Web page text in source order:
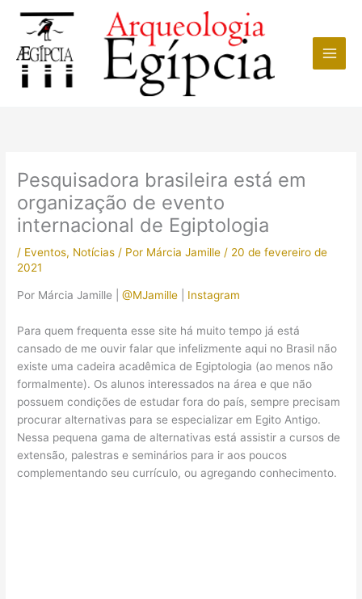
conteúdo
Pesquisadora brasileira está em
organização de evento
internacional de Egiptologia
/ Eventos, Notícias / Por Márcia Jamille / 20 de fevereiro de
2021
Por Márcia Jamille |@MJamille Instagram
Para quem frequenta esse site há muito tempo já está
cansado de me ouvir falar que infelizmente aqui no Brasil não
existe uma cadeira acadêmica de Egiptologia (ao menos não
formalmente). Os alunos interessados na área e que não
possuem condições de estudar fora do país, sempre precisam
procurar alternativas para se especializar em Egito Antigo.
Nessa pequena gama de alternativas está assistir a cursos de
extensão, palestras e seminários para ir aos poucos
complementando seu currículo, ou agregando conhecimento.